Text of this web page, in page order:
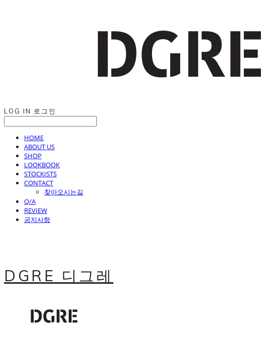
LOG IN 로그인
HOME
ABOUT US
SHOP
LOOKBOOK
STOCKISTS
CONTACT
찾아오시는길
Q/A
REVIEW
공지사항
DGRE 디그레